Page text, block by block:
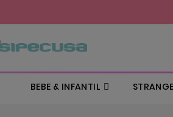
BEBE & INFANTIL